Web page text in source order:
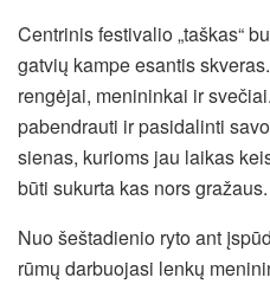
Centrinis festivalio „taškas“
gatvių kampe esantis
rengėjai, menininkai ir
pabendrauti ir pasidalinti
sienas, kurioms jau laikas
būti sukurta kas nors gražaus.
Nuo šeštadienio ryto ant
rūmų darbuojasi lenkų